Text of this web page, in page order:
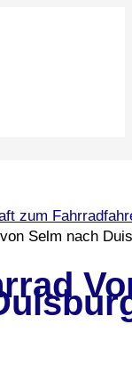
zum
Selm nach